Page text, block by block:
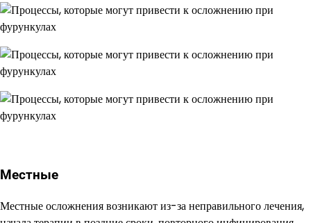
Местные
Местные осложнения возникают из-за неправильного лечения,